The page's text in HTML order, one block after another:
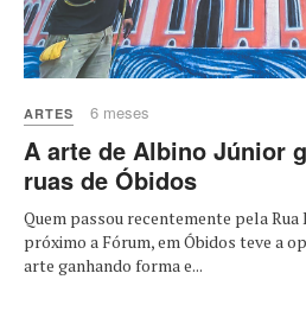
ARTES 6 meses
A arte de Albino Júnior
ruas de Óbidos
Quem passou recentemente pela Rua
próximo a Fórum, em Óbidos teve a
arte ganhando forma e...